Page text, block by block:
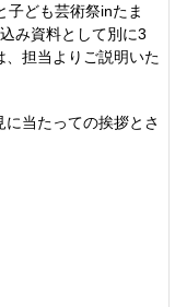
子ども芸術祭inたま
み資料として別に3
担当よりご説明いた
当たっての挨拶とさ